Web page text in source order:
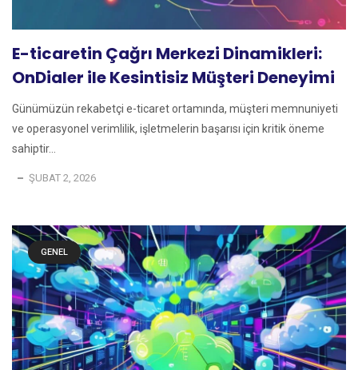
E-ticaretin Çağrı Merkezi Dinamikleri:
OnDialer ile Kesintisiz Müşteri Deneyimi
Günümüzün rekabetçi e-ticaret ortamında, müşteri memnuniyeti
ve operasyonel verimlilik, işletmelerin başarısı için kritik öneme
sahiptir...
ŞUBAT 2, 2026
GENEL